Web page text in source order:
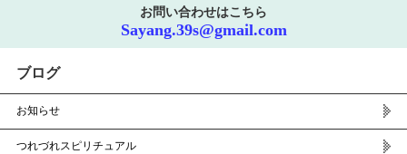
お問い合わせはこちら
Sayang.39s@gmail.com
ブログ
お知らせ
つれづれスピリチュアル